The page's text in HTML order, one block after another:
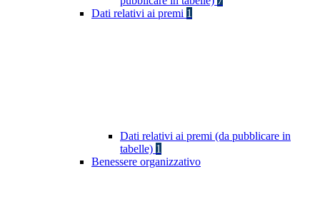
Dati relativi ai premi 1
Dati relativi ai premi (da pubblicare in
tabelle) 1
Benessere organizzativo